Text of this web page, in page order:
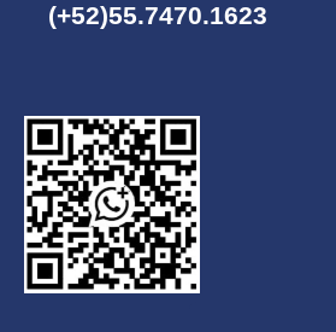
(+52)55.7470.1623